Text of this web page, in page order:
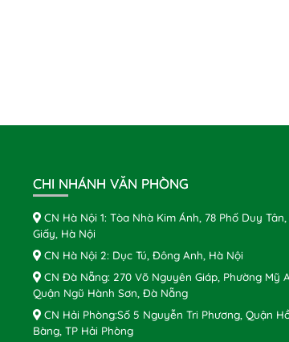
CHI NHÁNH VĂN PHÒNG
CN Hà Nội 1: Tòa Nhà Kim Ánh, 78 Phố Duy Tân,
Giấy, Hà Nội
CN Hà Nội 2: Dục Tú, Đông Anh, Hà Nội
CN Đà Nẵng: 270 Võ Nguyên Giáp, Phường Mỹ
Quận Ngũ Hành Sơn, Đà Nẵng
CN Hải Phòng:Số 5 Nguyễn Tri Phương, Quận
Bàng, TP Hải Phòng